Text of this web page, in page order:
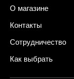
О магазине
Контакты
Сотрудничество
Как выбрать